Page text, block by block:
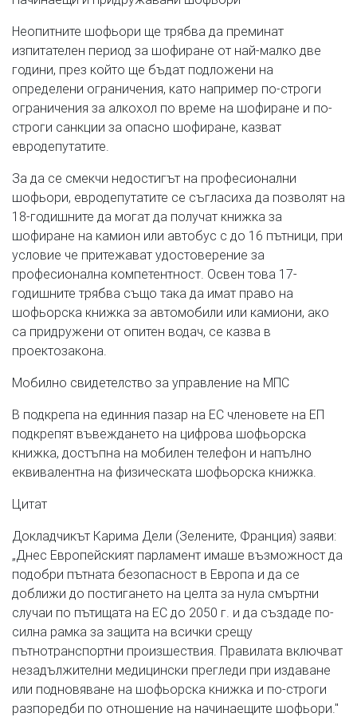
Неопитните шофьори ще трябва да преминат
изпитателен период за шофиране от най-малко две
години, през който ще бъдат подложени на
определени ограничения, като например по-строги
ограничения за алкохол по време на шофиране и по-
строги санкции за опасно шофиране, казват
евродепутатите.
За да се смекчи недостигът на професионални
шофьори, евродепутатите се съгласиха да позволят на
18-годишните да могат да получат книжка за
шофиране на камион или автобус с до 16 пътници, при
условие че притежават удостоверение за
професионална компетентност. Освен това 17-
годишните трябва също така да имат право на
шофьорска книжка за автомобили или камиони, ако
са придружени от опитен водач, се казва в
проектозакона.
Мобилно свидетелство за управление на МПС
В подкрепа на единния пазар на ЕС членовете на ЕП
подкрепят въвеждането на цифрова шофьорска
книжка, достъпна на мобилен телефон и напълно
еквивалентна на физическата шофьорска книжка.
Цитат
Докладчикът Карима Дели (Зелените, Франция) заяви:
„Днес Европейският парламент имаше възможност да
подобри пътната безопасност в Европа и да се
доближи до постигането на целта за нула смъртни
случаи по пътищата на ЕС до 2050 г. и да създаде по-
силна рамка за защита на всички срещу
пътнотранспортни произшествия. Правилата включват
незадължителни медицински прегледи при издаване
или подновяване на шофьорска книжка и по-строги
разпоредби по отношение на начинаещите шофьори."